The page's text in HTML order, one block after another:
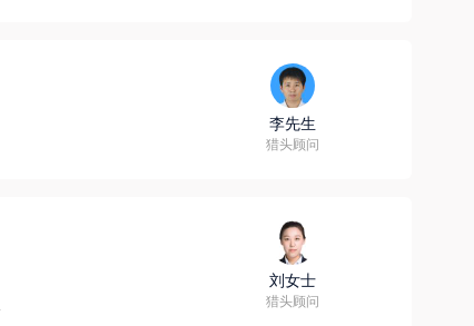
李先生
猎头顾问
刘女士
猎头顾问